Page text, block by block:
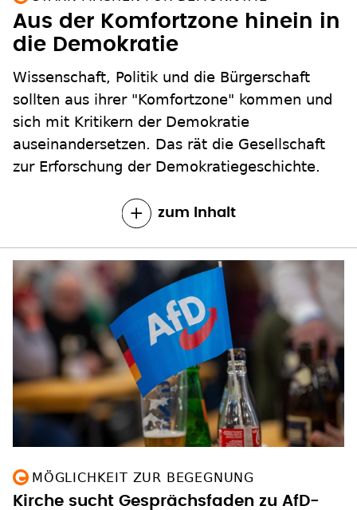
Aus der Komfortzone hinein in
die Demokratie
Wissenschaft, Politik und die Bürgerschaft
sollten aus ihrer "Komfortzone" kommen und
sich mit Kritikern der Demokratie
auseinandersetzen. Das rät die Gesellschaft
zur Erforschung der Demokratiegeschichte.
zum Inhalt
MÖGLICHKEIT ZUR BEGEGNUNG
Kirche sucht Gesprächsfaden zu AfD-